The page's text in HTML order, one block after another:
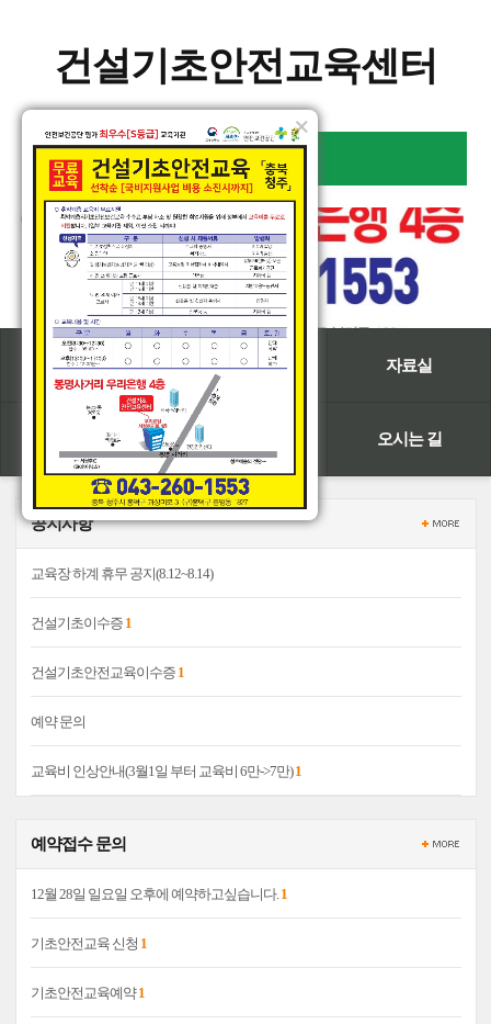
건설기초안전교육센터
전체메뉴보기
회사 소개 사업 소개 자료실
예약(접수) 오시는 길
공지사항
교육장 하계 휴무 공지(8.12~8.14)
건설기초이수증 1
건설기초안전교육이수증 1
예약 문의
교육비 인상안내(3월1일 부터 교육비 6만->7만) 1
예약접수 문의
12월 28일 일요일 오후에 예약하고싶습니다. 1
기초안전교육 신청 1
기초안전교육예약 1
×